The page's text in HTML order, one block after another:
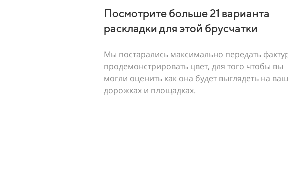
Посмотрите больше 21 варианта
раскладки для этой брусчатки
Мы постарались максимально передать
продемонстрировать цвет, для того чтобы вы
могли оценить как она будет выглядеть на
дорожках и площадках.